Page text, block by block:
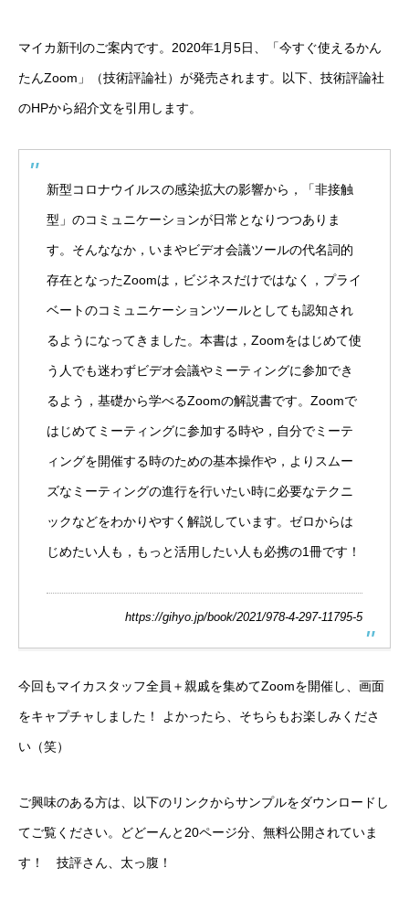
マイカ新刊のご案内です。2020年1月5日、「今すぐ使えるかん
たんZoom」（技術評論社）が発売されます。以下、技術評論社
のHPから紹介文を引用します。
新型コロナウイルスの感染拡大の影響から，「非接触
型」のコミュニケーションが日常となりつつありま
す。そんななか，いまやビデオ会議ツールの代名詞的
存在となったZoomは，ビジネスだけではなく，プライ
ベートのコミュニケーションツールとしても認知され
るようになってきました。本書は，Zoomをはじめて使
う人でも迷わずビデオ会議やミーティングに参加でき
るよう，基礎から学べるZoomの解説書です。Zoomで
はじめてミーティングに参加する時や，自分でミーテ
ィングを開催する時のための基本操作や，よりスムー
ズなミーティングの進行を行いたい時に必要なテクニ
ックなどをわかりやすく解説しています。ゼロからは
じめたい人も，もっと活用したい人も必携の1冊です！
https://gihyo.jp/book/2021/978-4-297-11795-5
今回もマイカスタッフ全員＋親戚を集めてZoomを開催し、画面
をキャプチャしました！ よかったら、そちらもお楽しみくださ
い（笑）
ご興味のある方は、以下のリンクからサンプルをダウンロードし
てご覧ください。どどーんと20ページ分、無料公開されていま
す！ 技評さん、太っ腹！